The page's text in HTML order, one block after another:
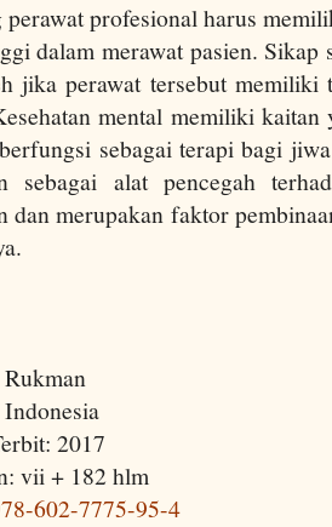
perawat profesional harus
dalam merawat pasien. Sikap
jika perawat tersebut memiliki
mental memiliki kaitan
sebagai terapi bagi
sebagai alat pencegah
dan merupakan faktor
2017
vii + 182 hlm
602-7775-95-4